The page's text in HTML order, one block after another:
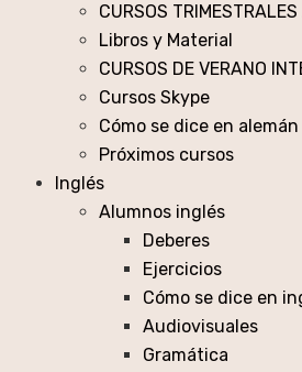
CURSOS
Libros y Material
CURSOS DE VERANO
Cursos Skype
Cómo se dice en alemán
Próximos cursos
Inglés
Alumnos inglés
Deberes
Ejercicios
Cómo se dice en
Audiovisuales
Gramática